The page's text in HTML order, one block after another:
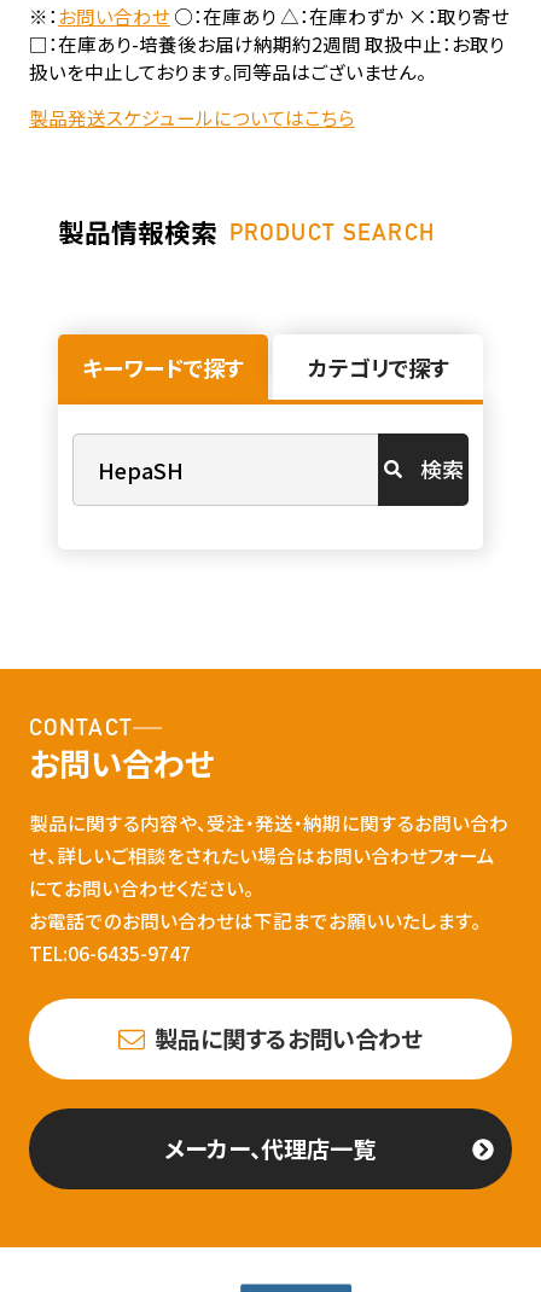
※：お問い合わせ○：在庫あり △：在庫わずか ×：取り寄せ
□：在庫あり-培養後お届け納期約2週間 取扱中止：お取り
扱いを中止しております。同等品はございません。
製品発送スケジュールについてはこちら
製品情報検索 PRODUCT SEARCH
キーワードで探す カテゴリで探す
検索
CONTACT
お問い合わせ
製品に関する内容や、受注・発送・納期に関するお問い合わ
せ、詳しいご相談をされたい場合はお問い合わせフォーム
にてお問い合わせください。
お電話でのお問い合わせは下記までお願いいたします。
TEL:06-6435-9747
製品に関するお問い合わせ
メーカー、代理店一覧